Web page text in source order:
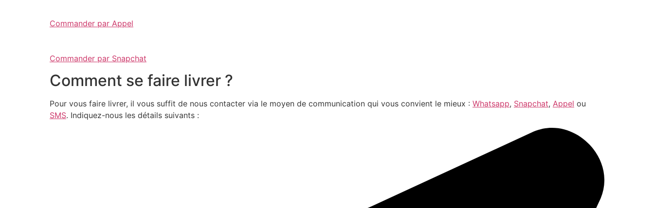
Commander par Appel
Commander par Snapchat
Comment se faire livrer ?
Pour vous faire livrer, il vous suffit de nous contacter via le moyen de communication qui vous convient le mieux : Whatsapp, Snapchat, Appel ou
SMS. Indiquez-nous les détails suivants :